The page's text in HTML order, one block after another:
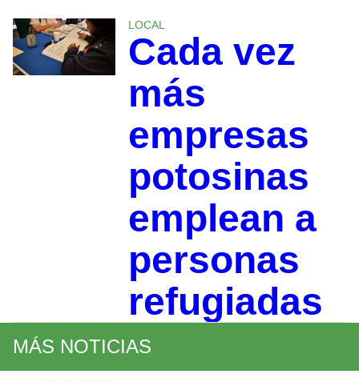
LOCAL
Cada vez
más
empresas
potosinas
emplean a
personas
refugiadas
MÁS NOTICIAS